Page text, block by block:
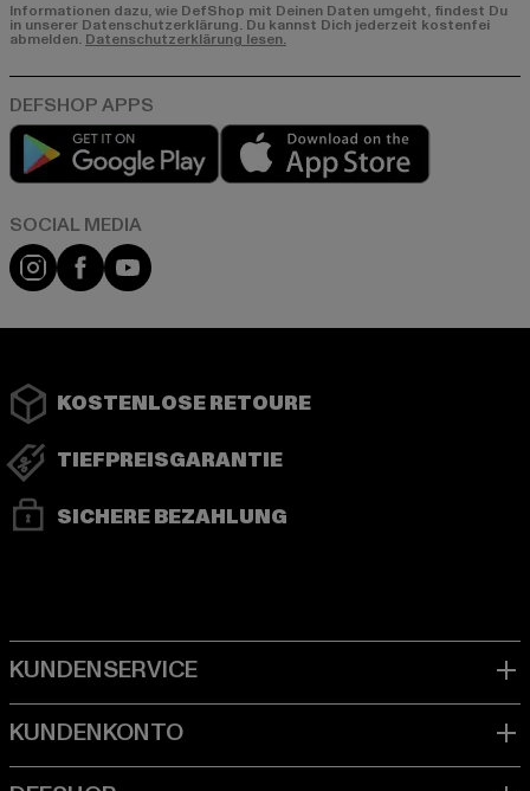
Informationen dazu, wie DefShop mit Deinen Daten umgeht, findest Du
in unserer Datenschutzerklärung. Du kannst Dich jederzeit kostenfei
abmelden. Datenschutzerklärung lesen.
Play market
Instagram
FacebookYouTube
KOSTENLOSE RETOURE
TIEFPREISGARANTIE
SICHERE BEZAHLUNG